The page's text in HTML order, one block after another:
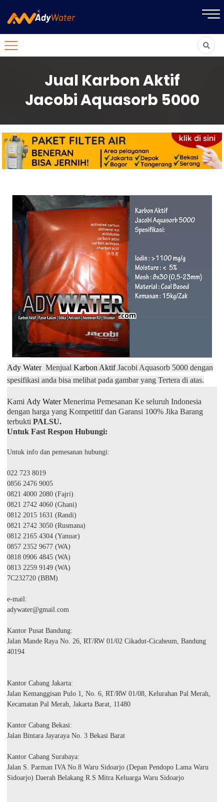
Jual Karbon Aktif
Jacobi Aquasorb 5000
Ady Water MenjualKarbon Aktif Jacobi Aquasorb 5000 dengan
spesifikasi anda bisa melihat pada gambar yang Tertera di atas.
Kami Ady WaterMenerima Pemesanan Ke seluruh Indonesia
dengan harga yang Kompetitif dan Garansi 100% Jika Barang
terbuktiPALSU.
Untuk Fast Respon Hubungi:
Untuk info dan pemesanan hubungi:
022 723 8019
0856 2476 9005
0821 4000 2080 (Fajri)
0821 2742 4060 (Ghani)
0812 2015 1631 (Randi)
0821 2742 3050 (Rusmana)
0812 2165 4304 (Yanuar)
0857 2352 9677 (WA)
0818 0906 4845 (WA)
0813 2259 9149 (WA)
7C232720 (BBM)
e-mail:
adywater@gmail.com
Kantor Pusat Bandung:
Jalan Mande Raya No. 26, RT/RW 01/02 Cikadut-Cicaheum, Bandung
40194
Kantor Cabang Jakarta:
Jalan Kemanggisan Pulo 1, No. 6, RT/RW 01/08, Kelurahan Pal Merah,
Kecamatan Pal Merah, Jakarta Barat, 11480
Kantor Cabang Bekasi:
Jalan Bintara Jayaraya No. 3 Bekasi Barat
Kantor Cabang Surabaya:
Jalan S. Parman IVA No.8 Waru Sidoarjo (Depan Pendopo Lama Waru
Sidoarjo) Daerah Belakang R.S Mitra Keluarga Waru Sidoarjo